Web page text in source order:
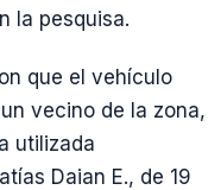
la pesquisa.
que el vehículo
vecino de la zona,
utilizada
Daian E., de 19